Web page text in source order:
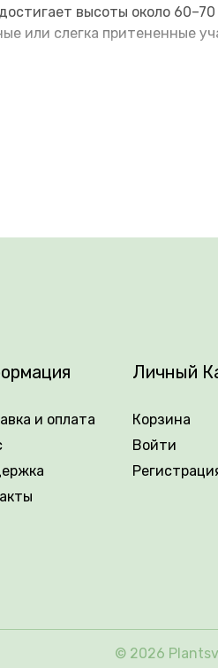
высоты около
или слегка притененные
добавляя саду
и оплата
Личный
Корзина
Войти
© 2026